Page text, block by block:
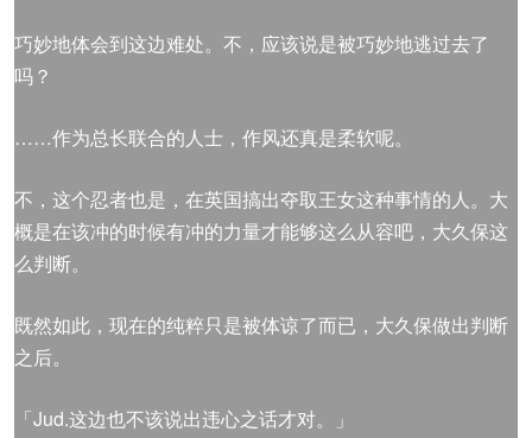
巧妙地体会到这边难处。不，应该说是被巧妙地逃过去了
吗？
……作为总长联合的人士，作风还真是柔软呢。
不，这个忍者也是，在英国搞出夺取王女这种事情的人。大
概是在该冲的时候有冲的力量才能够这么从容吧，大久保这
么判断。
既然如此，现在的纯粹只是被体谅了而已，大久保做出判断
之后。
「Jud.这边也不该说出违心之话才对。」